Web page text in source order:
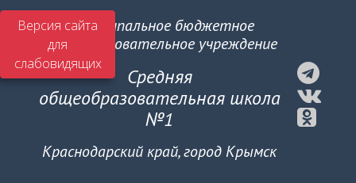
Версия сайта
для
слабовидящих
Муниципальное бюджетное
общеобразовательное учреждение
Средняя
общеобразовательная школа
№1
Краснодарский край, город Крымск